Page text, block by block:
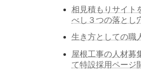
相見積もりサイト
べし３つの落とし
生き方としての職
屋根工事の人材募
て特設採用ページ